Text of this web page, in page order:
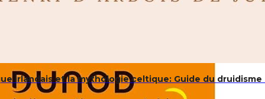
irlandais et la mythologie celtique: Guide du